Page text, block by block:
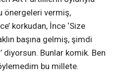
önergeleri vermiş,
korkudan, İnce ‘Size
başına gelmiş, şimdi
diyorsun. Bunlar komik. Ben
bu millete.